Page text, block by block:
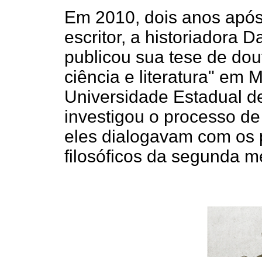
Em 2010, dois anos
escritor, a historiadora
publicou sua tese de
ciência e literatura" em
Universidade Estadual
investigou o processo
eles dialogavam com
filosóficos da segunda